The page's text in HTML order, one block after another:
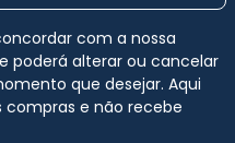
com a nossa
e poderá alterar ou cancelar
que desejar. Aqui
compras e não recebe